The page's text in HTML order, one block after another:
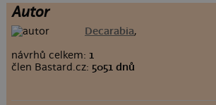
Autor
Decarabia,
návrhů celkem: 1
člen Bastard.cz: 5051 dnů